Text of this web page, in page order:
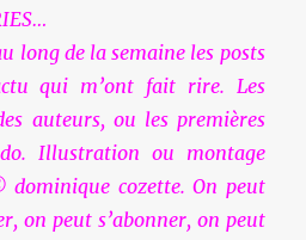
long de la semaine les posts
qui m’ont fait rire. Les
auteurs, ou les premières
Illustration ou montage
dominique cozette. On peut
on peut s’abonner, on peut